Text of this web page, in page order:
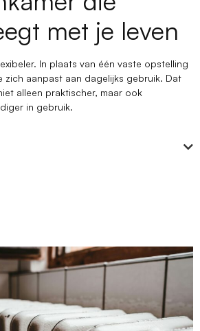
met je leven
In plaats van één vaste opstelling
zich aanpast aan dagelijks gebruik. Dat
alleen praktischer, maar ook
in gebruik.